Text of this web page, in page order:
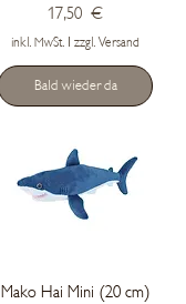
Preis
17,50 €
inkl. MwSt. | zzgl. Versand
Bald wieder da
Mako Hai Mini (20 cm)